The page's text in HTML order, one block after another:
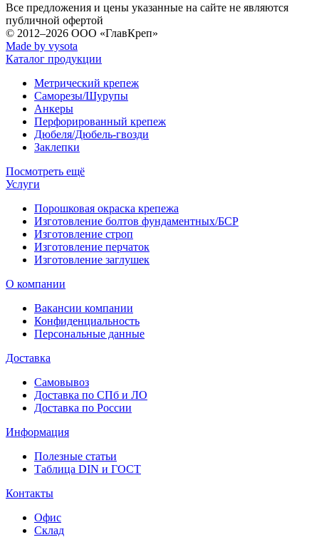
Все предложения и цены указанные на сайте не являются
публичной офертой
© 2012–2026 ООО «ГлавКреп»
Made by vysota
Каталог продукции
Метрический крепеж
Саморезы/Шурупы
Анкеры
Перфорированный крепеж
Дюбеля/Дюбель-гвозди
Заклепки
Посмотреть ещё
Услуги
Порошковая окраска крепежа
Изготовление болтов фундаментных/БСР
Изготовление строп
Изготовление перчаток
Изготовление заглушек
О компании
Вакансии компании
Конфиденциальность
Персональные данные
Доставка
Самовывоз
Доставка по СПб и ЛО
Доставка по России
Информация
Полезные статьи
Таблица DIN и ГОСТ
Контакты
Офис
Склад